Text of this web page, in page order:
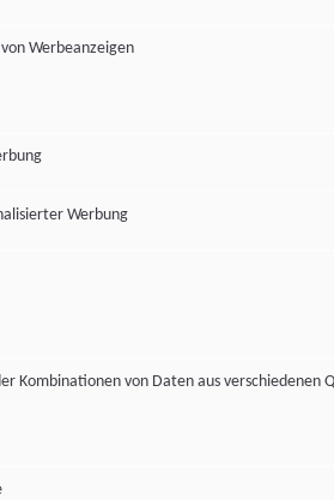
Werbeanzeigen
Werbung
Kombinationen von Daten aus verschiedenen